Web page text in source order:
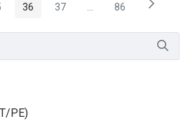
intermediárias Usar ABA para navegar.
Página
36 Página
37 PáginasPágina
86
PE)